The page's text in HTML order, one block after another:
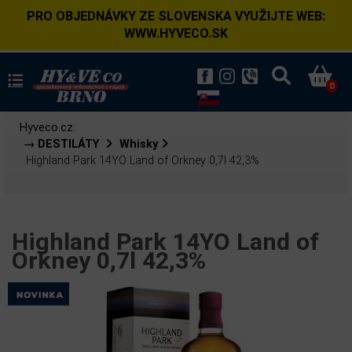
PRO OBJEDNÁVKY ZE SLOVENSKA VYUŽIJTE WEB:
WWW.HYVECO.SK
0
Hyveco.cz:
→ DESTILÁTY
Whisky
Highland Park 14YO Land of Orkney 0,7l 42,3%
Highland Park 14YO Land of
Orkney 0,7l 42,3%